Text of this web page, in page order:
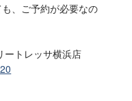
、ご予約が必要なの
トレッサ横浜店